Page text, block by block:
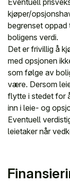
kjøper/
begrenset oppad
boligens verdi.
Det er frivillig å
med opsjonen
som følge av
være. Dersom
flytte i stedet for
inn i leie- og
Eventuell
leietaker når